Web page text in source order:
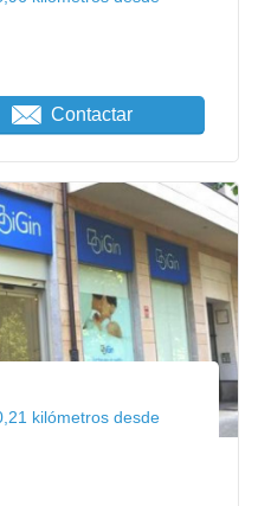
Contactar
kilómetros desde